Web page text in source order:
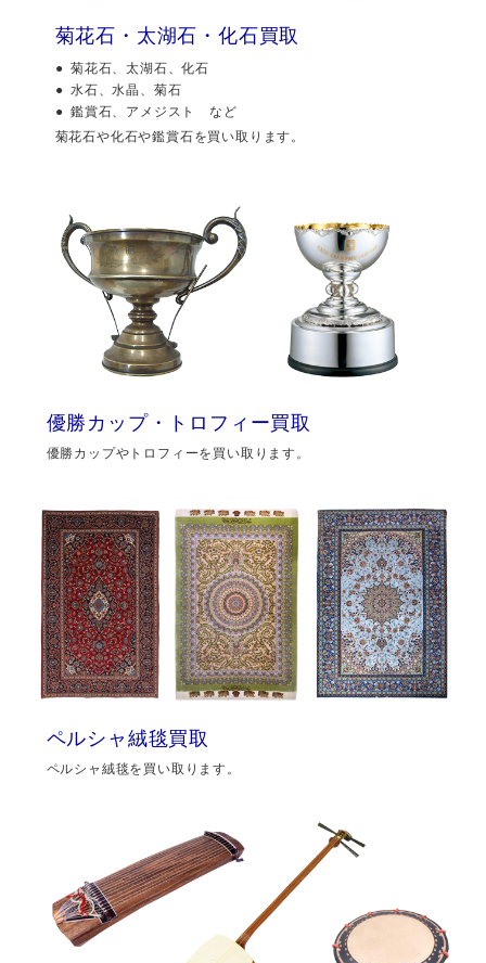
菊花石・太湖石・化石買取
菊花石、太湖石、化石
水石、水晶、菊石
鑑賞石、アメジスト など
菊花石や化石や鑑賞石を買い取ります。
優勝カップ・トロフィー買取
優勝カップやトロフィーを買い取ります。
ペルシャ絨毯買取
ペルシャ絨毯を買い取ります。